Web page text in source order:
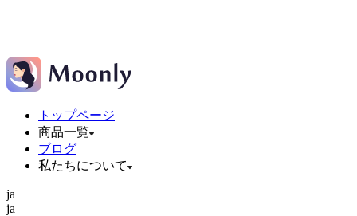
トップページ
商品一覧
ブログ
私たちについて
ja
ja